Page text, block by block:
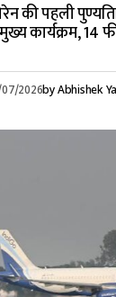
की पहली
कार्यक्रम, 14
2026byAbhishek